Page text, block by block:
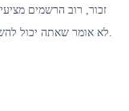
זכור, רוב הרשמים
לא אומר שאתה יכול להשתמש בו עד שהוא יעלה לאוויר דרך שירות אירוח.